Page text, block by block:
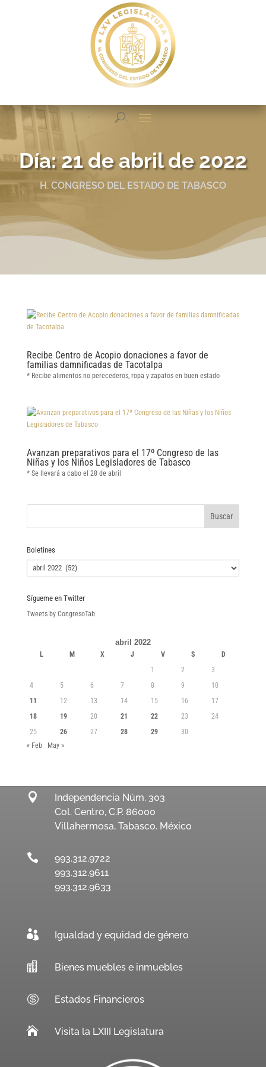
Día:21 de abril de 2022
H. CONGRESO DEL ESTADO DE TABASCO
Recibe Centro de Acopio donaciones a favor de
familias damnificadas de Tacotalpa
* Recibe alimentos no perecederos, ropa y zapatos en buen estado
Avanzan preparativos para el 17º Congreso de las
Niñas y los Niños Legisladores de Tabasco
* Se llevará a cabo el 28 de abril
Boletines
Boletines
Sígueme en Twitter
Tweets by CongresoTab
abril 2022
L M X J V S
D
1
2
3
4
5 6 7 8 9
10
11
12 13 14 15 16
17
18
19 20 21 22 23
24
25
26 27 28 29
30
« Feb
May »

Independencia Núm. 303
Col. Centro, C.P. 86000
Villahermosa, Tabasco. México

993.312.9722
993.312.9611
993.312.9633
 Igualdad y equidad de género
 Bienes muebles e inmuebles
 Estados Financieros
 Visita la LXIII Legislatura